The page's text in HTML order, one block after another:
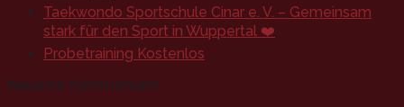
Taekwondo Sportschule Cinar e. V. – Gemeinsam
stark für den Sport in Wuppertal ❤️
Probetraining Kostenlos
Neueste Kommentare